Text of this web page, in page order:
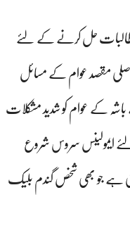
مطالبات حل کرنے کے لئے
اصلی مقصد عوام کے مسائل
کے عوام کو شدید مشکلات
ایمولینس سروس شروع
ہے جو بھی شخص گندم بلیک